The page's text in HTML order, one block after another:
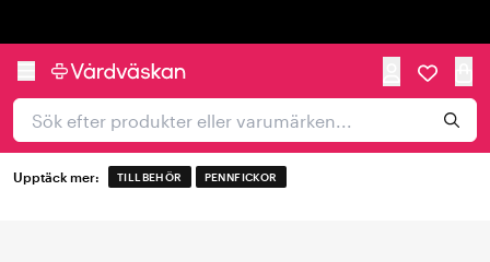
Upptäck mer: TILLBEHÖR PENNFICKOR